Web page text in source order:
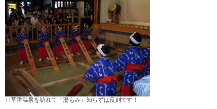
↑↑草津温泉を訪れて「湯もみ」知らずは反則です！